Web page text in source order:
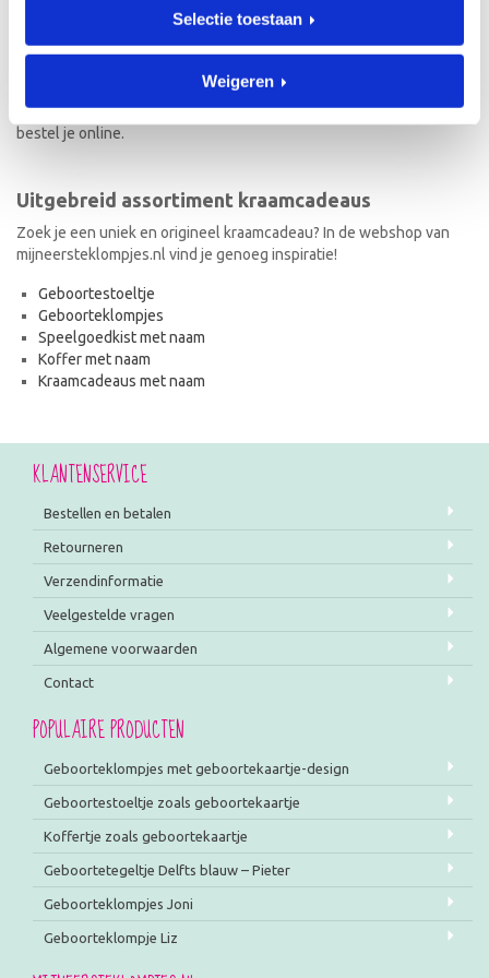
Selectie toestaan
Weigeren
Naast geboorteklompjes vind je op mijneersteklompjes.nl de meest
originele kraamcadeaus met naam. Van geboortestoeltjes en
met naam wordt met de hand geschilderd en is dus uniek! Ook de
kraamcadeaus met naam en in de stijl van het geboortekaartje
bestel je online.
Uitgebreid assortiment kraamcadeaus
Zoek je een uniek en origineel kraamcadeau? In de webshop van
mijneersteklompjes.nl vind je genoeg inspiratie!
Geboortestoeltje
Geboorteklompjes
Speelgoedkist met naam
Koffer met naam
Kraamcadeaus met naam
KLANTENSERVICE
Bestellen en betalen
Retourneren
Verzendinformatie
Veelgestelde vragen
Algemene voorwaarden
Contact
POPULAIRE PRODUCTEN
Geboorteklompjes met geboortekaartje-design
Geboortestoeltje zoals geboortekaartje
Koffertje zoals geboortekaartje
Geboortetegeltje Delfts blauw – Pieter
Geboorteklompjes Joni
Geboorteklompje Liz